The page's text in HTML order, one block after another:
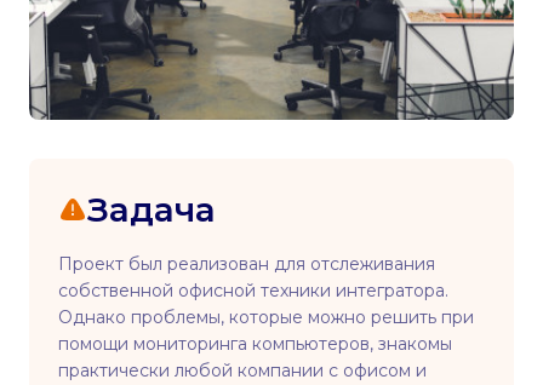
Задача
Проект был реализован для отслеживания
собственной офисной техники интегратора.
Однако проблемы, которые можно решить при
помощи мониторинга компьютеров, знакомы
практически любой компании с офисом и